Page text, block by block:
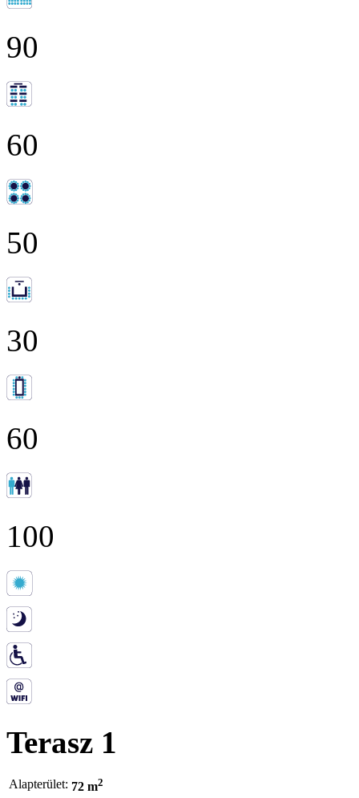
90
60
50
30
60
100
Terasz 1
Alapterület: 72 m2